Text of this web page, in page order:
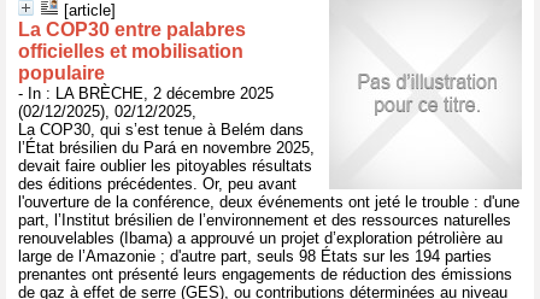
[article]
La COP30 entre palabres
officielles et mobilisation
populaire
- In : LA BRÈCHE, 2 décembre 2025
(02/12/2025), 02/12/2025,
La COP30, qui s’est tenue à Belém dans
l’État brésilien du Pará en novembre 2025,
devait faire oublier les pitoyables résultats
des éditions précédentes. Or, peu avant
l'ouverture de la conférence, deux événements ont jeté le trouble : d'une
part, l’Institut brésilien de l’environnement et des ressources naturelles
renouvelables (Ibama) a approuvé un projet d’exploration pétrolière au
large de l’Amazonie ; d'autre part, seuls 98 États sur les 194 parties
prenantes ont présenté leurs engagements de réduction des émissions
de gaz à effet de serre (GES), ou contributions déterminées au niveau